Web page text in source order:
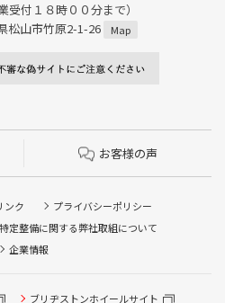
付１８時００分まで）
松山市竹原2-1-26
Map
お客様の声
ンク
プライバシーポリシー
特定整備に関する弊社取組について
企業情報
ブリヂストンホイールサイト